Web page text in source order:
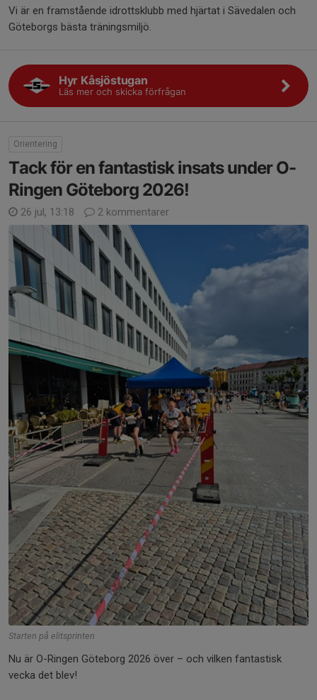
Vi är en framstående idrottsklubb med hjärtat i Sävedalen och
Göteborgs bästa träningsmiljö.
Hyr Kåsjöstugan
Läs mer och skicka förfrågan
Orientering
Tack för en fantastisk insats under O-
Ringen Göteborg 2026!
26 jul, 13:18 2 kommentarer
Starten på elitsprinten
Nu är O-Ringen Göteborg 2026 över – och vilken fantastisk
vecka det blev!